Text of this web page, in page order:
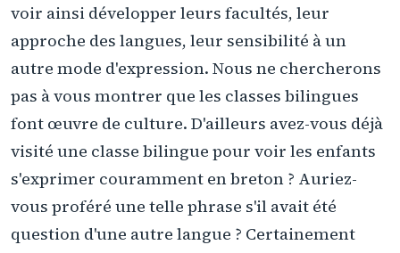
voir ainsi développer leurs facultés, leur
approche des langues, leur sensibilité à un
autre mode d'expression. Nous ne chercherons
pas à vous montrer que les classes bilingues
font œuvre de culture. D'ailleurs avez-vous déjà
visité une classe bilingue pour voir les enfants
s'exprimer couramment en breton ? Auriez-
vous proféré une telle phrase s'il avait été
question d'une autre langue ? Certainement